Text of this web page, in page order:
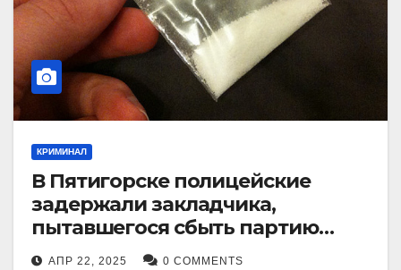
КРИМИНАЛ
В Пятигорске полицейские
задержали закладчика,
пытавшегося сбыть партию
синтетического наркотика
АПР 22, 2025 0 COMMENTS